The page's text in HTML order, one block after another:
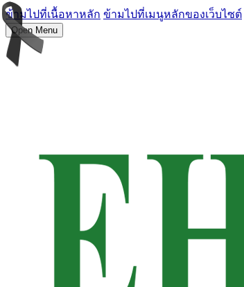
ข้ามไปที่เนื้อหาหลัก ข้ามไปที่เมนูหลักของเว็บไซต์
Open Menu